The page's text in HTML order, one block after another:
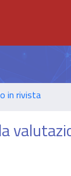
in rivista